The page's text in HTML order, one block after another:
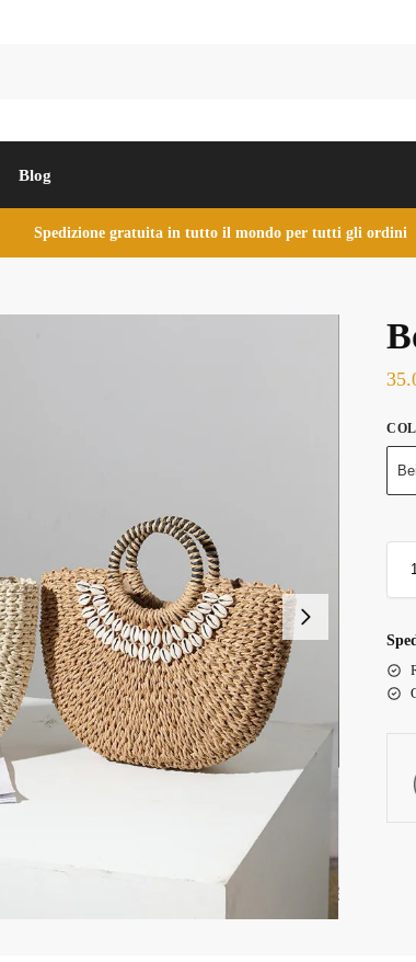
Blog
Spedizione gratuita in tutto il mondo per tutti gli ordini